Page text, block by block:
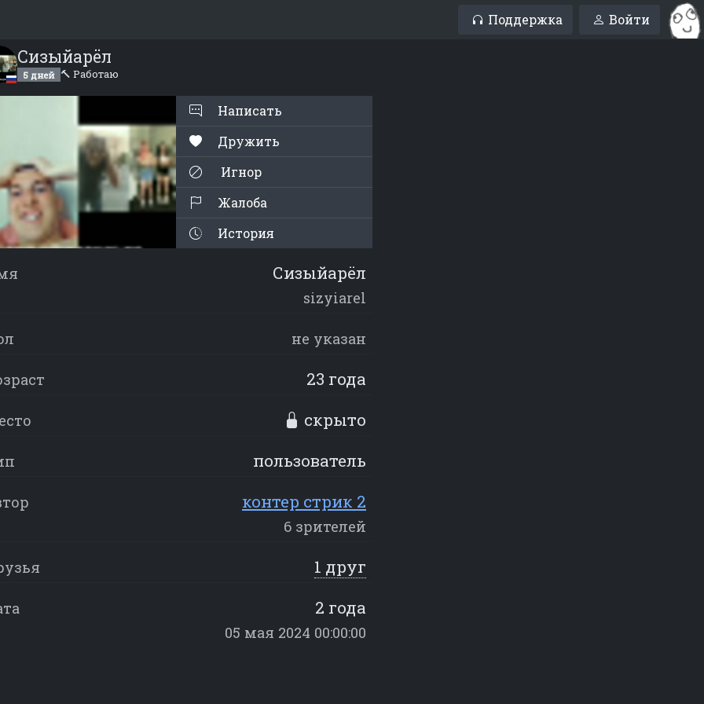
Поддержка Войти
Сизыйарёл
5 дней 🔨 Работаю
Написать
Дружить
Игнор
Жалоба
История
Сизыйарёл
sizyiarel
не указан
23 года
скрыто
пользователь
контер стрик 2
6 зрителей
1 друг
2 года
05 мая 2024 00:00:00